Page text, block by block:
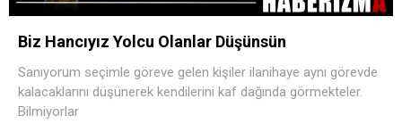
Biz Hancıyız Yolcu Olanlar Düşünsün
Sanıyorum seçimle göreve gelen kişiler ilanihaye aynı görevde
kalacaklarını düşünerek kendilerini kaf dağında görmekteler.
Bilmiyorlar